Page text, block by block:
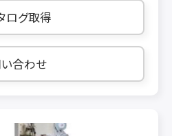
時間 約960～
ズ 直径:4インチ
:45mm
～9mm 原材
ータ:3.0KW コ
ログ取得
合わせ